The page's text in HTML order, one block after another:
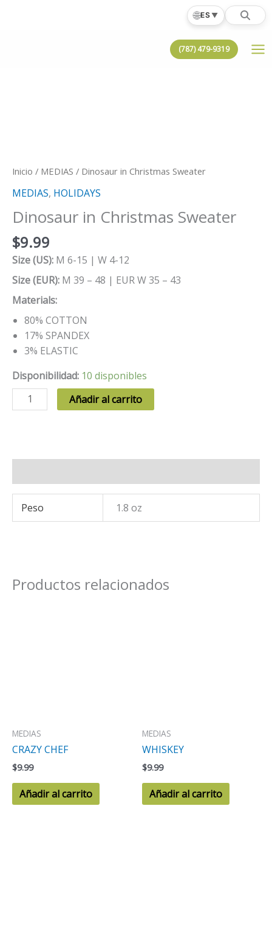
🌐ES▼
(787) 479-9319
Inicio / MEDIAS / Dinosaur in Christmas Sweater
MEDIAS, HOLIDAYS
Dinosaur in Christmas Sweater
$9.99
Size (US): M 6-15 | W 4-12
Size (EUR): M 39 – 48 | EUR W 35 – 43
Materials:
80% COTTON
17% SPANDEX
3% ELASTIC
Disponibilidad: 10 disponibles
Dinosaur
in
cantidad
Añadir al carrito
Peso 1.8 oz
Productos relacionados
MEDIAS
CRAZY CHEF
$9.99
Añadir al carrito
MEDIAS
WHISKEY
$9.99
Añadir al carrito